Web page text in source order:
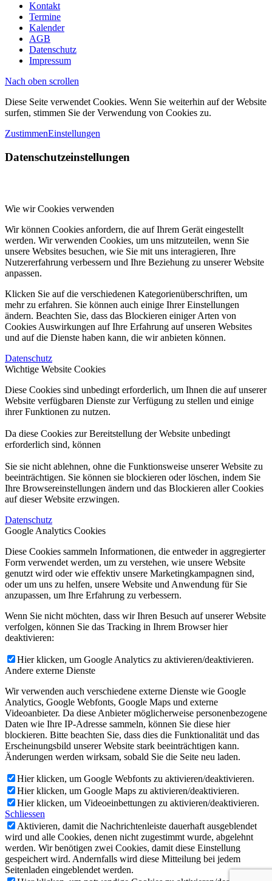
Kontakt
Termine
Kalender
AGB
Datenschutz
Impressum
Nach oben scrollen
Diese Seite verwendet Cookies. Wenn Sie weiterhin auf der Website
surfen, stimmen Sie der Verwendung von Cookies zu.
ZustimmenEinstellungen
Datenschutzeinstellungen
Wie wir Cookies verwenden
Wir können Cookies anfordern, die auf Ihrem Gerät eingestellt
werden. Wir verwenden Cookies, um uns mitzuteilen, wenn Sie
unsere Websites besuchen, wie Sie mit uns interagieren, Ihre
Nutzererfahrung verbessern und Ihre Beziehung zu unserer Website
anpassen.
Klicken Sie auf die verschiedenen Kategorienüberschriften, um
mehr zu erfahren. Sie können auch einige Ihrer Einstellungen
ändern. Beachten Sie, dass das Blockieren einiger Arten von
Cookies Auswirkungen auf Ihre Erfahrung auf unseren Websites
und auf die Dienste haben kann, die wir anbieten können.
Datenschutz
Wichtige Website Cookies
Diese Cookies sind unbedingt erforderlich, um Ihnen die auf unserer
Website verfügbaren Dienste zur Verfügung zu stellen und einige
ihrer Funktionen zu nutzen.
Da diese Cookies zur Bereitstellung der Website unbedingt
erforderlich sind, können
Sie sie nicht ablehnen, ohne die Funktionsweise unserer Website zu
beeinträchtigen. Sie können sie blockieren oder löschen, indem Sie
Ihre Browsereinstellungen ändern und das Blockieren aller Cookies
auf dieser Website erzwingen.
Datenschutz
Google Analytics Cookies
Diese Cookies sammeln Informationen, die entweder in aggregierter
Form verwendet werden, um zu verstehen, wie unsere Website
genutzt wird oder wie effektiv unsere Marketingkampagnen sind,
oder um uns zu helfen, unsere Website und Anwendung für Sie
anzupassen, um Ihre Erfahrung zu verbessern.
Wenn Sie nicht möchten, dass wir Ihren Besuch auf unserer Website
verfolgen, können Sie das Tracking in Ihrem Browser hier
deaktivieren:
Hier klicken, um Google Analytics zu aktivieren/deaktivieren.
Andere externe Dienste
Wir verwenden auch verschiedene externe Dienste wie Google
Analytics, Google Webfonts, Google Maps und externe
Videoanbieter. Da diese Anbieter möglicherweise personenbezogene
Daten wie Ihre IP-Adresse sammeln, können Sie diese hier
blockieren. Bitte beachten Sie, dass dies die Funktionalität und das
Erscheinungsbild unserer Website stark beeinträchtigen kann.
Änderungen werden wirksam, sobald Sie die Seite neu laden.
Hier klicken, um Google Webfonts zu aktivieren/deaktivieren.
Hier klicken, um Google Maps zu aktivieren/deaktivieren.
Hier klicken, um Videoeinbettungen zu aktivieren/deaktivieren.
Schliessen
Aktivieren, damit die Nachrichtenleiste dauerhaft ausgeblendet
wird und alle Cookies, denen nicht zugestimmt wurde, abgelehnt
werden. Wir benötigen zwei Cookies, damit diese Einstellung
gespeichert wird. Andernfalls wird diese Mitteilung bei jedem
Seitenladen eingeblendet werden.